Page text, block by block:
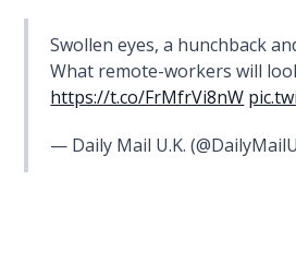
Swollen eyes, a hunchback
What remote-workers will
https://t.co/FrMfrVi8nW
— Daily Mail U.K.